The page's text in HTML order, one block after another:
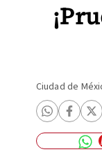
Ciudad de